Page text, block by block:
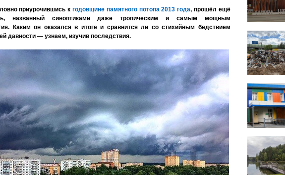
приурочившись к годовщине памятного потопа 2013 года, прошёл ещё
названный синоптиками даже тропическим и самым мощным
Каким он оказался в итоге и сравнится ли со стихийным бедствием
давности — узнаем, изучив последствия.